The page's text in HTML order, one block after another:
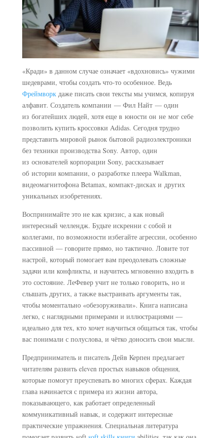
«Кради» в данном случае означает «вдохновись» чужими
шедеврами, чтобы создать что-то особенное. Ведь
Фреймворкдаже писать свои тексты мы учимся, копируя
алфавит. Создатель компании — Фил Найт — один
из богатейших людей, хотя еще в юности он не мог себе
позволить купить кроссовки Adidas. Сегодня трудно
представить мировой рынок бытовой радиоэлектроники
без техники производства Sony. Автор, один
из основателей корпорации Sony, рассказывает
об истории компании, о разработке плеера Walkman,
видеомагнитофона Betamax, компакт-дисках и других
уникальных изобретениях.
Воспринимайте это не как кризис, а как новый
интересный челлендж. Будьте искренни с собой и
коллегами, по возможности избегайте агрессии, особенно
пассивной — говорите прямо, но тактично. Ловите тот
настрой, который помогает вам преодолевать сложные
задачи или конфликты, и научитесь мгновенно входить в
это состояние. ЛеФевер учит не только говорить, но и
слышать других, а также выстраивать аргументы так,
чтобы моментально «обезоруживали». Книга написана
легко, с наглядными примерами и иллюстрациями —
идеально для тех, кто хочет научиться общаться так, чтобы
вас понимали с полуслова, и чётко доносить свои мысли.
Предприниматель и писатель Дейв Керпен предлагает
читателям развить eleven простых навыков общения,
которые помогут преуспевать во многих сферах. Каждая
глава начинается с примера из жизни автора,
показывающего, как работает определенный
коммуникативный навык, и содержит интересные
практические упражнения. Специальная литература